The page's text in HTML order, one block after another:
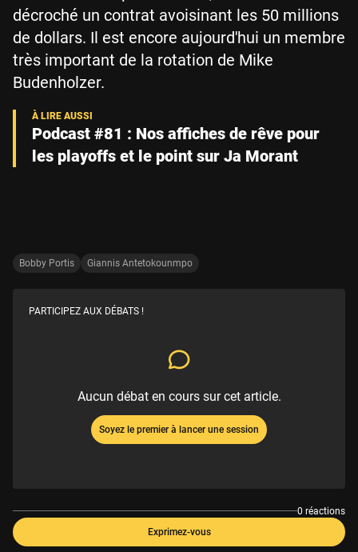
décroché un contrat avoisinant les 50 millions
de dollars. Il est encore aujourd'hui un membre
très important de la rotation de Mike
Budenholzer.
Podcast #81 : Nos affiches de rêve pour
les playoffs et le point sur Ja Morant
Bobby Portis Giannis Antetokounmpo
PARTICIPEZ AUX DÉBATS !
Aucun débat en cours sur cet article.
Soyez le premier à lancer une session
0 réactions
Exprimez-vous